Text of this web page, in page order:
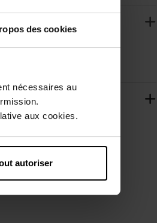
des cookies
nécessaires au
aux cookies.
autoriser